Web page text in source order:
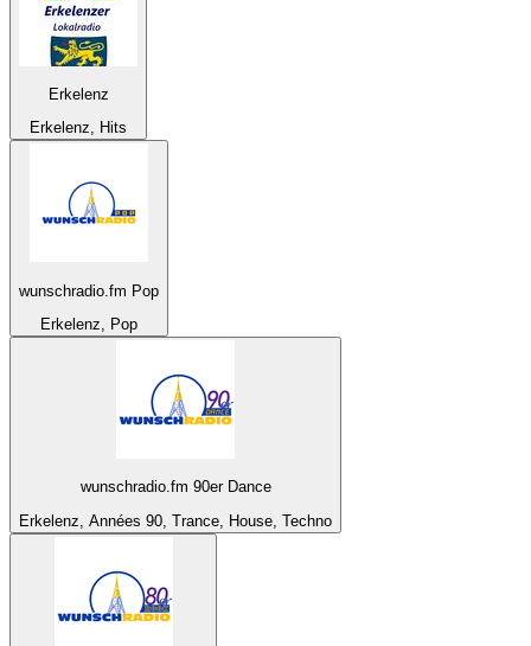
Erkelenz
Erkelenz, Hits
wunschradio.fm Pop
Erkelenz, Pop
wunschradio.fm 90er Dance
Erkelenz, Années 90, Trance, House, Techno